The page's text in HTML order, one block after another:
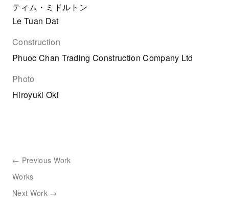
ティム・ミドルトン
Le Tuan Dat
Construction
Phuoc Chan Trading Construction Company Ltd
Photo
Hiroyuki Oki
← Previous Work
Works
Next Work →